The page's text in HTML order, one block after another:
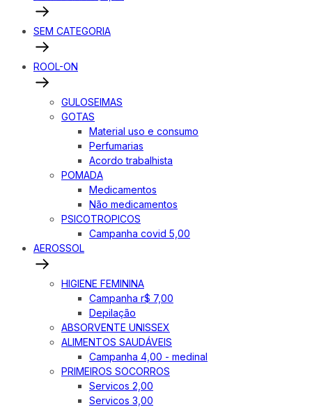
SEM CATEGORIA
ROOL-ON
GULOSEIMAS
GOTAS
Material uso e consumo
Perfumarias
Acordo trabalhista
POMADA
Medicamentos
Não medicamentos
PSICOTROPICOS
Campanha covid 5,00
AEROSSOL
HIGIENE FEMININA
Campanha r$ 7,00
Depilação
ABSORVENTE UNISSEX
ALIMENTOS SAUDÁVEIS
Campanha 4,00 - medinal
PRIMEIROS SOCORROS
Servicos 2,00
Servicos 3,00